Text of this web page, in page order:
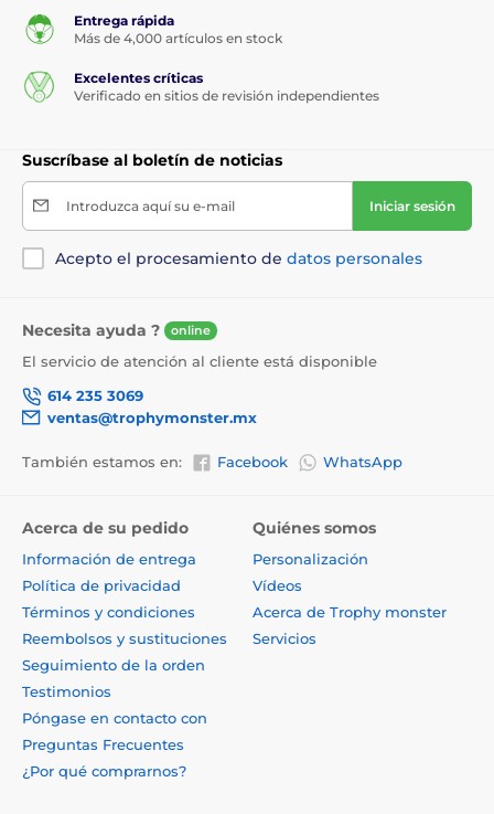
Entrega rápida
Más de 4,000 artículos en stock
Excelentes críticas
Verificado en sitios de revisión independientes
Suscríbase al boletín de noticias
Introduzca aquí su e-mail Iniciar sesión
Acepto el procesamiento de datos personales
Necesita ayuda ? online
El servicio de atención al cliente está disponible
614 235 3069
ventas@trophymonster.mx
También estamos en: Facebook WhatsApp
Acerca de su pedido
Información de entrega
Política de privacidad
Términos y condiciones
Reembolsos y sustituciones
Seguimiento de la orden
Testimonios
Póngase en contacto con
Preguntas Frecuentes
¿Por qué comprarnos?
Quiénes somos
Personalización
Vídeos
Acerca de Trophy monster
Servicios